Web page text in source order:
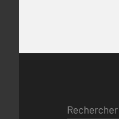
Rechercher